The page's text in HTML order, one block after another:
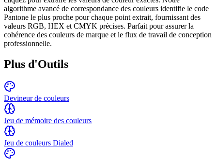
algorithme avancé de correspondance des couleurs identifie le code
Pantone le plus proche pour chaque point extrait, fournissant des
valeurs RGB, HEX et CMYK précises. Parfait pour assurer la
cohérence des couleurs de marque et le flux de travail de conception
professionnelle.
Plus d'Outils
Devineur de couleurs
Jeu de mémoire des couleurs
Jeu de couleurs Dialed